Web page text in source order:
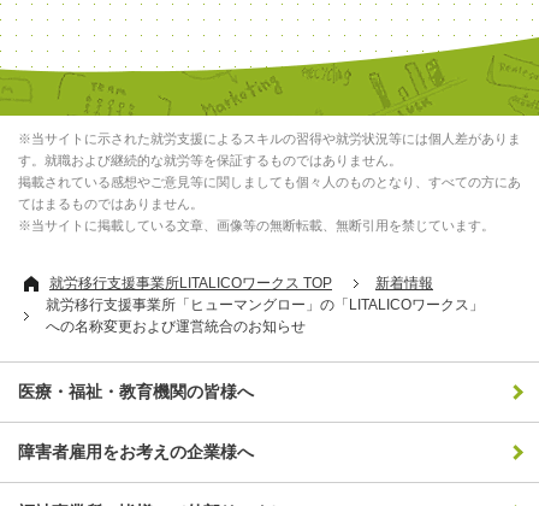
※当サイトに示された就労支援によるスキルの習得や就労状況等には個人差がありま
す。就職および継続的な就労等を保証するものではありません。
掲載されている感想やご意見等に関しましても個々人のものとなり、すべての方にあ
てはまるものではありません。
※当サイトに掲載している文章、画像等の無断転載、無断引用を禁じています。
就労移行支援事業所LITALICOワークス TOP
新着情報
就労移行支援事業所「ヒューマングロー」の「LITALICOワークス」
への名称変更および運営統合のお知らせ
医療・福祉・教育機関の皆様へ
障害者雇用をお考えの企業様へ